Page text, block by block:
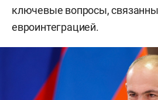
ключевые вопросы,
евроинтеграцией.